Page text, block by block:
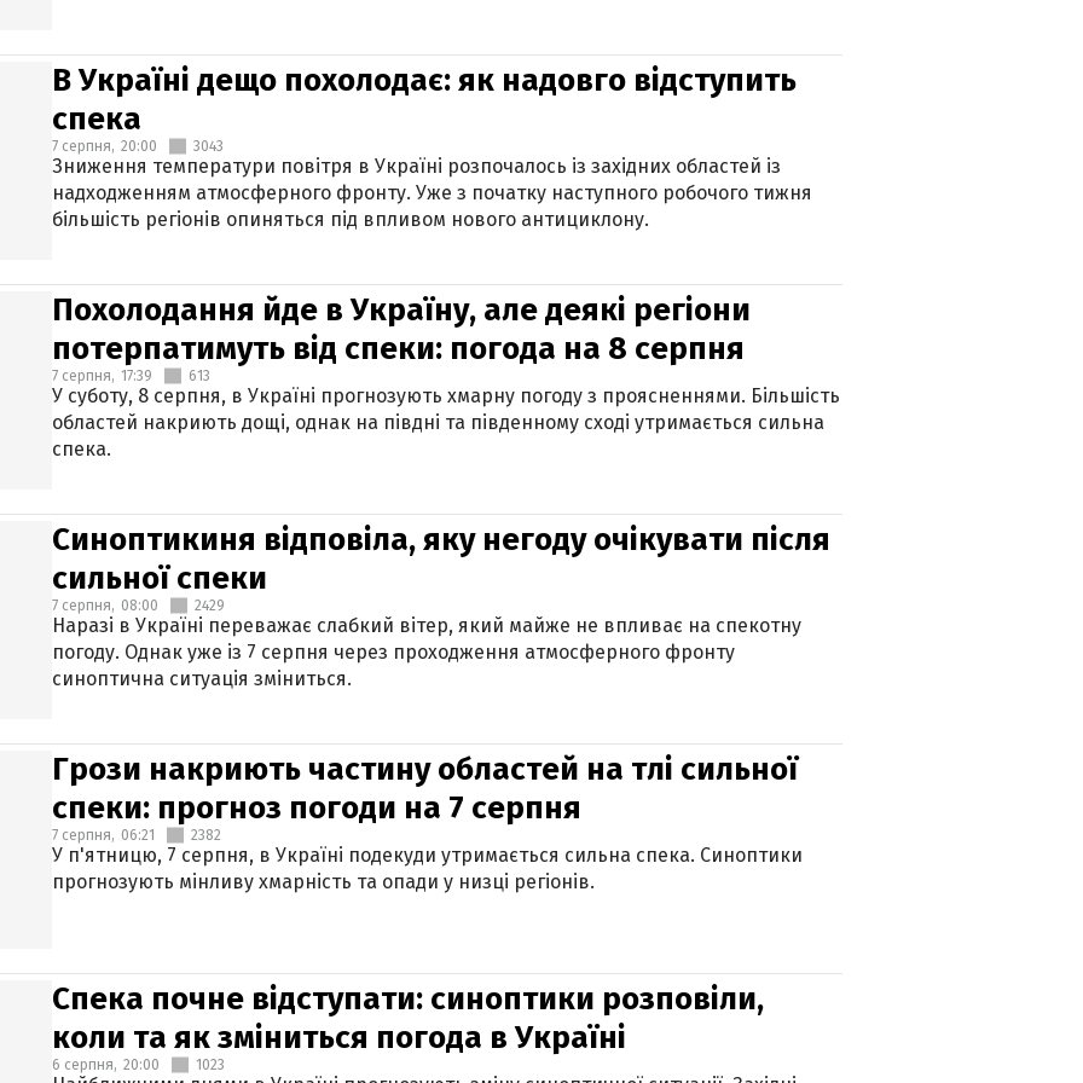
В Україні дещо похолодає: як надовго відступить
спека
7 серпня, 20:00 3043
Зниження температури повітря в Україні розпочалось із західних областей із
надходженням атмосферного фронту. Уже з початку наступного робочого тижня
більшість регіонів опиняться під впливом нового антициклону.
Похолодання йде в Україну, але деякі регіони
потерпатимуть від спеки: погода на 8 серпня
7 серпня, 17:39 613
У суботу, 8 серпня, в Україні прогнозують хмарну погоду з проясненнями. Більшість
областей накриють дощі, однак на півдні та південному сході утримається сильна
спека.
Синоптикиня відповіла, яку негоду очікувати після
сильної спеки
7 серпня, 08:00 2429
Наразі в Україні переважає слабкий вітер, який майже не впливає на спекотну
погоду. Однак уже із 7 серпня через проходження атмосферного фронту
синоптична ситуація зміниться.
Грози накриють частину областей на тлі сильної
спеки: прогноз погоди на 7 серпня
7 серпня, 06:21 2382
У п'ятницю, 7 серпня, в Україні подекуди утримається сильна спека. Синоптики
прогнозують мінливу хмарність та опади у низці регіонів.
Спека почне відступати: синоптики розповіли,
коли та як зміниться погода в Україні
6 серпня, 20:00 1023